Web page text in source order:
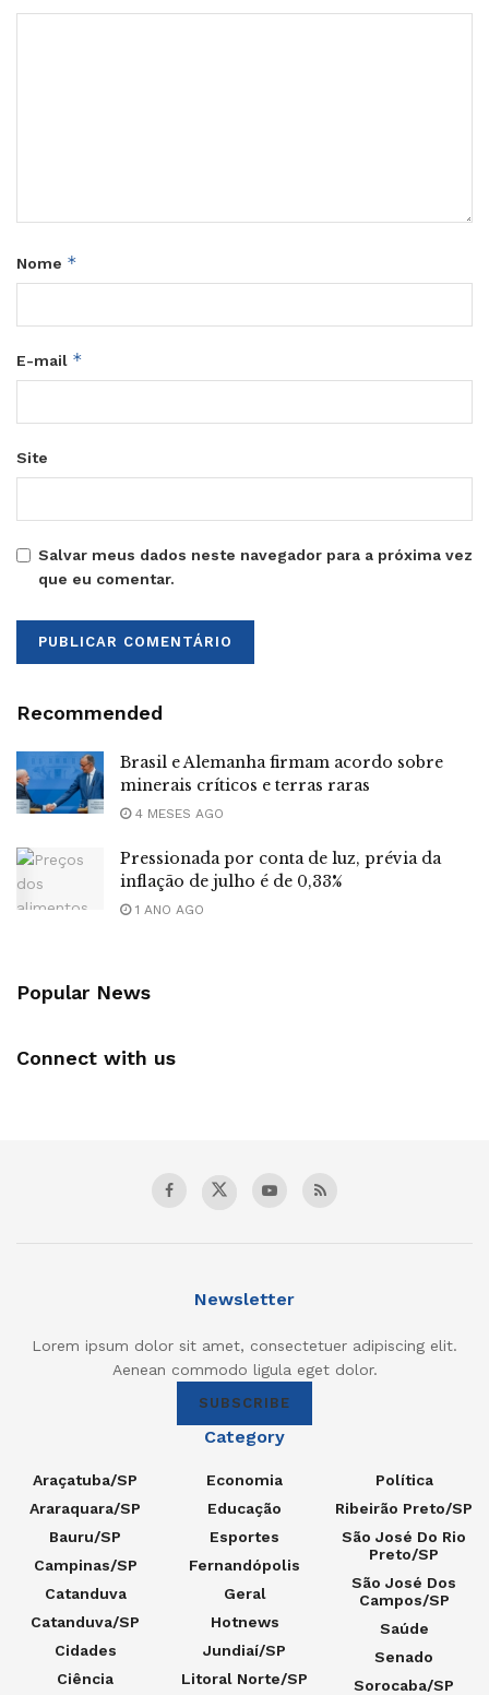
Nome *
E-mail *
Site
Salvar meus dados neste navegador para a próxima vez
que eu comentar.
Recommended
Brasil e Alemanha firmam acordo sobre
minerais críticos e terras raras
4 MESES AGO
Pressionada por conta de luz, prévia da
inflação de julho é de 0,33%
1 ANO AGO
Popular News
Connect with us
Newsletter
Lorem ipsum dolor sit amet, consectetuer adipiscing elit.
Aenean commodo ligula eget dolor.
SUBSCRIBE
Category
Araçatuba/SP
Araraquara/SP
Bauru/SP
Campinas/SP
Catanduva
Catanduva/SP
Cidades
Ciência
Economia
Educação
Esportes
Fernandópolis
Geral
Hotnews
Jundiaí/SP
Litoral Norte/SP
Política
Ribeirão Preto/SP
São José Do Rio
Preto/SP
São José Dos
Campos/SP
Saúde
Senado
Sorocaba/SP